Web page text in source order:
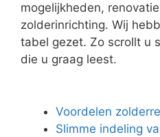
mogelijkheden,
zolderinrichting. Wij
tabel gezet. Zo scrollt u
die u graag leest.
Voordelen
Slimme indeling